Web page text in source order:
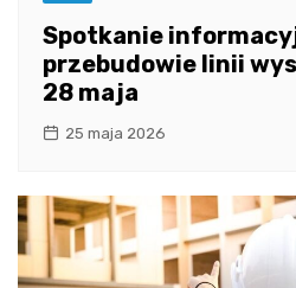
Spotkanie
przebudowie linii
28 maja
25 maja 2026